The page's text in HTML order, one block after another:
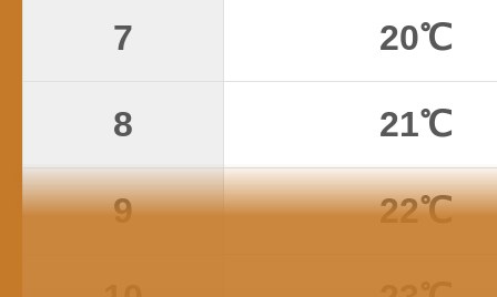
7 20℃
8 21℃
9 22℃